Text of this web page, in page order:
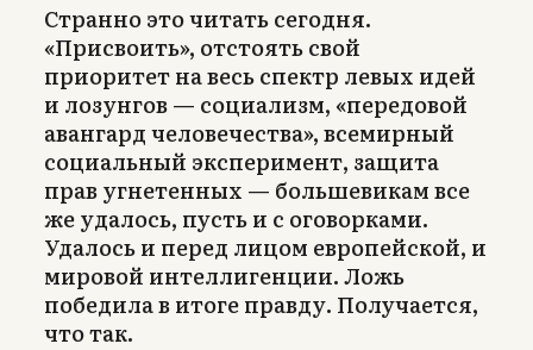
Странно это читать сегодня.
«Присвоить», отстоять свой
приоритет на весь спектр левых идей
и лозунгов — социализм, «передовой
авангард человечества», всемирный
социальный эксперимент, защита
прав угнетенных — большевикам все
же удалось, пусть и с оговорками.
Удалось и перед лицом европейской, и
мировой интеллигенции. Ложь
победила в итоге правду. Получается,
что так.